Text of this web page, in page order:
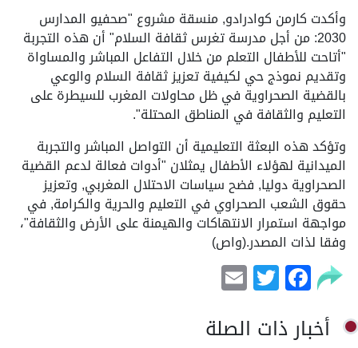
وأكدت كارمن كوادرادو, منسقة مشروع "صحفيو المدارس
2030: من أجل مدرسة تغرس ثقافة السلام" أن هذه التجربة
"أتاحت للأطفال التعلم من خلال التفاعل المباشر والمساواة
وتقديم نموذج حي لكيفية تعزيز ثقافة السلام والوعي
بالقضية الصحراوية في ظل محاولات المغرب للسيطرة على
التعليم والثقافة في المناطق المحتلة".
وتؤكد هذه البعثة التعليمية أن التواصل المباشر والتجربة
الميدانية لهؤلاء الأطفال يمثلان "أدوات فعالة لدعم القضية
الصحراوية دوليا, فضح سياسات الاحتلال المغربي, وتعزيز
حقوق الشعب الصحراوي في التعليم والحرية والكرامة, في
مواجهة استمرار الانتهاكات والهيمنة على الأرض والثقافة"،
وفقا لذات المصدر.(واص)
Facebook
Twitter
أخبار ذات الصلة